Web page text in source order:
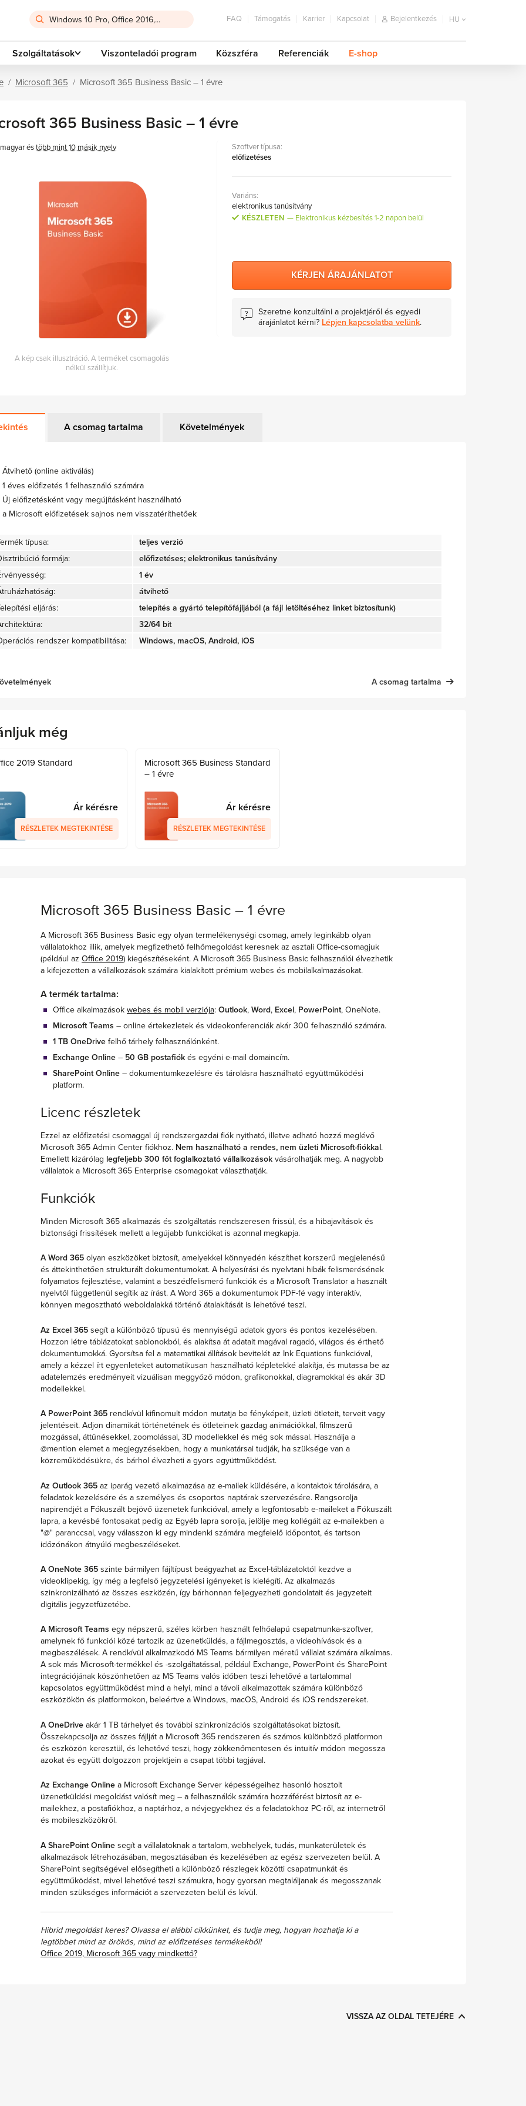
FAQ Támogatás Karrier Kapcsolat Bejelentkezés HU
Szolgáltatások Viszonteladói program Közszféra Referenciák E-shop
Microsoft 365 Microsoft 365 Business Basic – 1 évre
365 Business Basic – 1 évre
magyar éstöbb mint 10 másik nyelv
A kép csak illusztráció. A terméket csomagolás
nélkül szállítjuk.
Szoftver típusa:
előfizetéses
Variáns:
elektronikus tanúsítvány
KÉSZLETEN
Elektronikus kézbesítés 1-2 napon belül
KÉRJEN ÁRAJÁNLATOT
Szeretne konzultálni a projektjéről és egyedi
árajánlatot kérni? Lépjen kapcsolatba velünk.
A csomag tartalma Követelmények
Átvihető (online aktiválás)
1 éves előfizetés 1 felhasználó számára
Új előfizetésként vagy megújításként használható
a Microsoft előfizetések sajnos nem visszatéríthetőek
típusa:
teljes verzió
formája:
előfizetéses; elektronikus tanúsítvány
1 év
átvihető
eljárás:
telepítés a gyártó telepítőfájljából (a fájl letöltéséhez linket biztosítunk)
32/64 bit
rendszer kompatibilitása:
Windows, macOS, Android, iOS
A csomag tartalma
még
2019 Standard
Ár kérésre
RÉSZLETEK MEGTEKINTÉSE
Microsoft 365 Business Standard
– 1 évre
Ár kérésre
RÉSZLETEK MEGTEKINTÉSE
Microsoft 365 Business Basic – 1 évre
A Microsoft 365 Business Basic egy olyan termelékenységi csomag, amely leginkább olyan
vállalatokhoz illik, amelyek megfizethető felhőmegoldást keresnek az asztali Office-csomagjuk
(például az Office 2019) kiegészítéseként. A Microsoft 365 Business Basic felhasználói élvezhetik
a kifejezetten a vállalkozások számára kialakított prémium webes és mobilalkalmazásokat.
A termék tartalma:
Office alkalmazások webes és mobil verziója: Outlook, Word, Excel, PowerPoint, OneNote.
Microsoft Teams – online értekezletek és videokonferenciák akár 300 felhasználó számára.
1 TB OneDrive felhő tárhely felhasználónként.
Exchange Online – 50 GB postafiók és egyéni e-mail domaincím.
SharePoint Online – dokumentumkezelésre és tárolásra használható együttműködési
platform.
Licenc részletek
Ezzel az előfizetési csomaggal új rendszergazdai fiók nyitható, illetve adható hozzá meglévő
Microsoft 365 Admin Center fiókhoz. Nem használható a rendes, nem üzleti Microsoft-fiókkal.
Emellett kizárólag legfeljebb 300 főt foglalkoztató vállalkozások vásárolhatják meg. A nagyobb
vállalatok a Microsoft 365 Enterprise csomagokat választhatják.
Funkciók
Minden Microsoft 365 alkalmazás és szolgáltatás rendszeresen frissül, és a hibajavítások és
biztonsági frissítések mellett a legújabb funkciókat is azonnal megkapja.
A Word 365 olyan eszközöket biztosít, amelyekkel könnyedén készíthet korszerű megjelenésű
és áttekinthetően strukturált dokumentumokat. A helyesírási és nyelvtani hibák felismerésének
folyamatos fejlesztése, valamint a beszédfelismerő funkciók és a Microsoft Translator a használt
nyelvtől függetlenül segítik az írást. A Word 365 a dokumentumok PDF-fé vagy interaktív,
könnyen megosztható weboldalakká történő átalakítását is lehetővé teszi.
Az Excel 365 segít a különböző típusú és mennyiségű adatok gyors és pontos kezelésében.
Hozzon létre táblázatokat sablonokból, és alakítsa át adatait magával ragadó, világos és érthető
dokumentumokká. Gyorsítsa fel a matematikai állítások bevitelét az Ink Equations funkcióval,
amely a kézzel írt egyenleteket automatikusan használható képletekké alakítja, és mutassa be az
adatelemzés eredményeit vizuálisan meggyőző módon, grafikonokkal, diagramokkal és akár 3D
modellekkel.
A PowerPoint 365 rendkívül kifinomult módon mutatja be fényképeit, üzleti ötleteit, terveit vagy
jelentéseit. Adjon dinamikát történetének és ötleteinek gazdag animációkkal, filmszerű
mozgással, áttűnésekkel, zoomolással, 3D modellekkel és még sok mással. Használja a
@mention elemet a megjegyzésekben, hogy a munkatársai tudják, ha szüksége van a
közreműködésükre, és bárhol élvezheti a gyors együttműködést.
Az Outlook 365 az iparág vezető alkalmazása az e-mailek küldésére, a kontaktok tárolására, a
feladatok kezelésére és a személyes és csoportos naptárak szervezésére. Rangsorolja
napirendjét a Fókuszált bejövő üzenetek funkcióval, amely a legfontosabb e-maileket a Fókuszált
lapra, a kevésbé fontosakat pedig az Egyéb lapra sorolja, jelölje meg kollégáit az e-mailekben a
"@" paranccsal, vagy válasszon ki egy mindenki számára megfelelő időpontot, és tartson
időzónákon átnyúló megbeszéléseket.
A OneNote 365 szinte bármilyen fájltípust beágyazhat az Excel-táblázatoktól kezdve a
videoklipekig, így még a legfelső jegyzetelési igényeket is kielégíti. Az alkalmazás
szinkronizálható az összes eszközén, így bárhonnan feljegyezheti gondolatait és jegyzeteit
digitális jegyzetfüzetébe.
A Microsoft Teams egy népszerű, széles körben használt felhőalapú csapatmunka-szoftver,
amelynek fő funkciói közé tartozik az üzenetküldés, a fájlmegosztás, a videohívások és a
megbeszélések. A rendkívül alkalmazkodó MS Teams bármilyen méretű vállalat számára alkalmas.
A sok más Microsoft-termékkel és -szolgáltatással, például Exchange, PowerPoint és SharePoint
integrációjának köszönhetően az MS Teams valós időben teszi lehetővé a tartalommal
kapcsolatos együttműködést mind a helyi, mind a távoli alkalmazottak számára különböző
eszközökön és platformokon, beleértve a Windows, macOS, Android és iOS rendszereket.
A OneDrive akár 1 TB tárhelyet és további szinkronizációs szolgáltatásokat biztosít.
Összekapcsolja az összes fájlját a Microsoft 365 rendszeren és számos különböző platformon
és eszközön keresztül, és lehetővé teszi, hogy zökkenőmentesen és intuitív módon megossza
azokat és együtt dolgozzon projektjein a csapat többi tagjával.
Az Exchange Online a Microsoft Exchange Server képességeihez hasonló hosztolt
üzenetküldési megoldást valósít meg – a felhasználók számára hozzáférést biztosít az e-
mailekhez, a postafiókhoz, a naptárhoz, a névjegyekhez és a feladatokhoz PC-ről, az internetről
és mobileszközökről.
A SharePoint Online segít a vállalatoknak a tartalom, webhelyek, tudás, munkaterületek és
alkalmazások létrehozásában, megosztásában és kezelésében az egész szervezeten belül. A
SharePoint segítségével elősegítheti a különböző részlegek közötti csapatmunkát és
együttműködést, mivel lehetővé teszi számukra, hogy gyorsan megtaláljanak és megosszanak
minden szükséges információt a szervezeten belül és kívül.
Hibrid megoldást keres? Olvassa el alábbi cikkünket, és tudja meg, hogyan hozhatja ki a
legtöbbet mind az örökös, mind az előfizetéses termékekből!
Office 2019, Microsoft 365 vagy mindkettő?
VISSZA AZ OLDAL TETEJÉRE